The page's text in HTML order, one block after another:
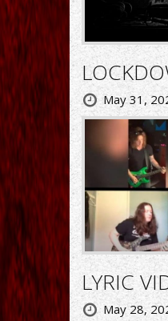
May 31,
LYRIC
May 28,